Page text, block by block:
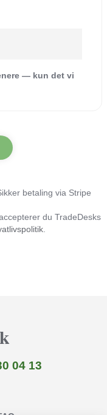
— kun det vi
betaling via Stripe
du TradeDesks
.
04 13